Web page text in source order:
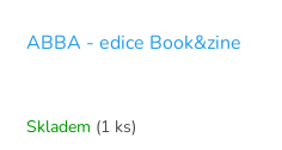
ABBA - edice Book&zine
Skladem (1 ks)